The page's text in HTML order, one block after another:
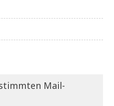
Mail-